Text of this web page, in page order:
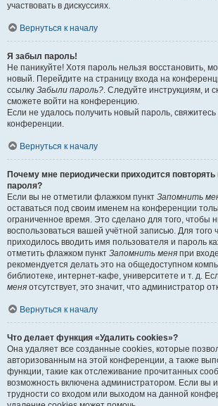
участвовать в дискуссиях.
Вернуться к началу
Я забыл пароль!
Не паникуйте! Хотя пароль нельзя восстановить,
новый. Перейдите на страницу входа на
ссылку Забыли пароль?. Следуйте инструкциям, и
сможете войти на конференцию.
Если не удалось получить новый пароль,
конференции.
Вернуться к началу
Почему мне периодически приходится
пароля?
Если вы не отметили флажком пункт Запомнить
оставаться под своим именем на конференции
ограниченное время. Это сделано для того, чтобы
воспользоваться вашей учётной записью. Для того
приходилось вводить имя пользователя и пароль
отметить флажком пункт Запомнить меня при
рекомендуется делать это на общедоступном
библиотеке, интернет-кафе, университете и т. д.
меня отсутствует, это значит, что администратор
Вернуться к началу
Что делает функция «Удалить cookies»?
Она удаляет все созданные cookies, которые
авторизованным на этой конференции, а также
функции, такие как отслеживание прочитанных
возможность включена администратором. Если вы
трудности со входом или выходом на данной